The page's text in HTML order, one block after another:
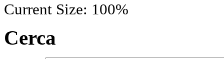
Current Size: 100%
Cerca